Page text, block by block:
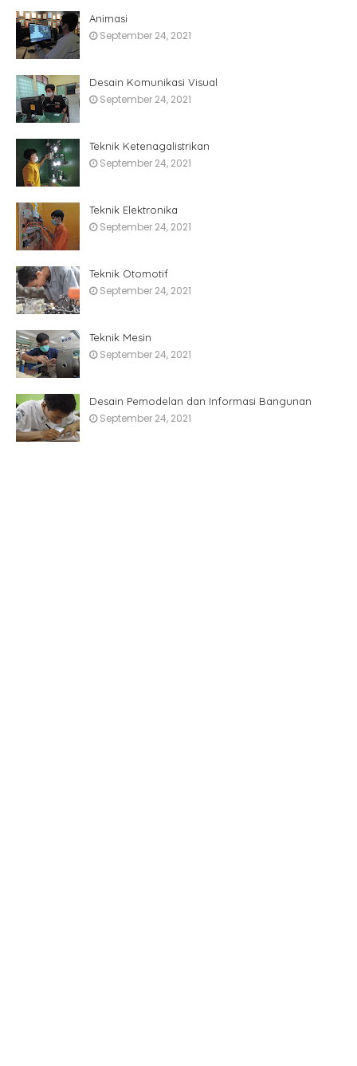
Animasi
September 24, 2021
Desain Komunikasi Visual
September 24, 2021
Teknik Ketenagalistrikan
September 24, 2021
Teknik Elektronika
September 24, 2021
Teknik Otomotif
September 24, 2021
Teknik Mesin
September 24, 2021
Desain Pemodelan dan Informasi Bangunan
September 24, 2021